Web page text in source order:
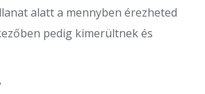
alatt a mennyben érezheted
pedig kimerültnek és